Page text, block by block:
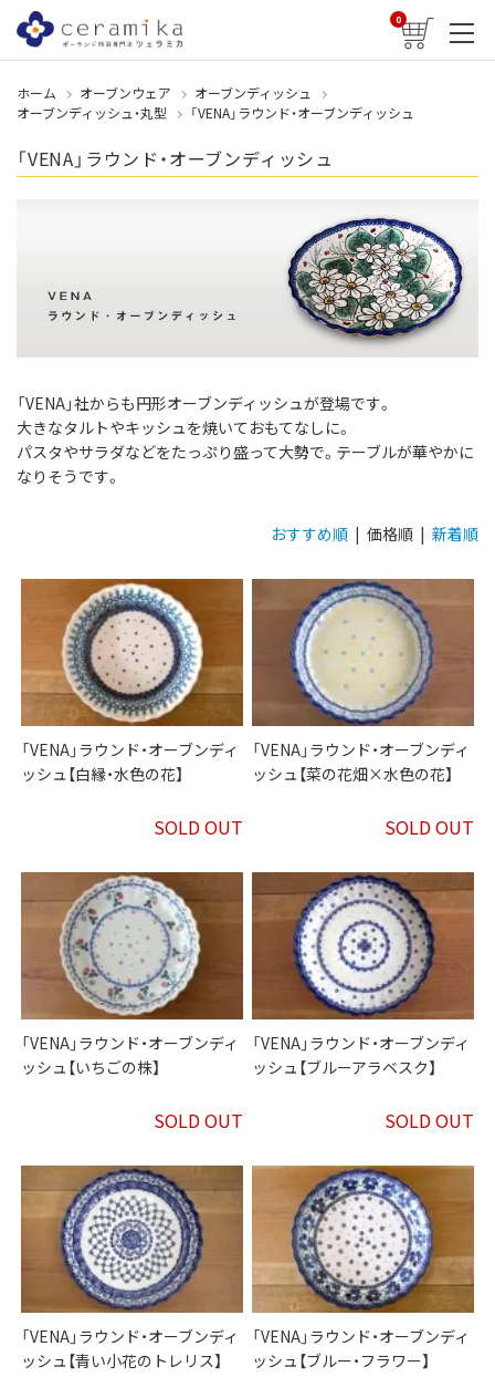
0
ホーム オーブンウェア
オーブンディッシュ
オーブンディッシュ・丸型
「VENA」ラウンド・オーブンディッシュ
「VENA」ラウンド・オーブンディッシュ
「VENA」社からも円形オーブンディッシュが登場です。
大きなタルトやキッシュを焼いておもてなしに。
パスタやサラダなどをたっぷり盛って大勢で。テーブルが華やかに
なりそうです。
おすすめ順 | 価格順 | 新着順
「VENA」ラウンド・オーブンディ
ッシュ【白縁・水色の花】
SOLD OUT
「VENA」ラウンド・オーブンディ
ッシュ【菜の花畑×水色の花】
SOLD OUT
「VENA」ラウンド・オーブンディ
ッシュ【いちごの株】
SOLD OUT
「VENA」ラウンド・オーブンディ
ッシュ【ブルーアラベスク】
SOLD OUT
「VENA」ラウンド・オーブンディ
ッシュ【青い小花のトレリス】
「VENA」ラウンド・オーブンディ
ッシュ【ブルー・フラワー】